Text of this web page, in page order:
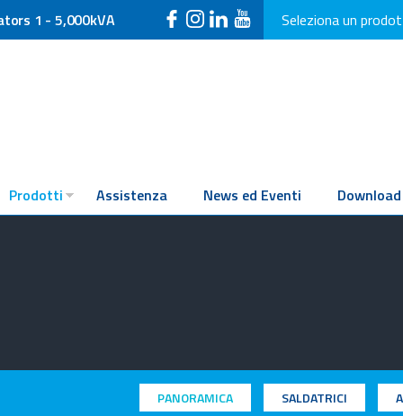
1 - 5,000kVA Seleziona un
Prodotti Assistenza News ed Eventi
Download
PANORAMICA SALDATRICI